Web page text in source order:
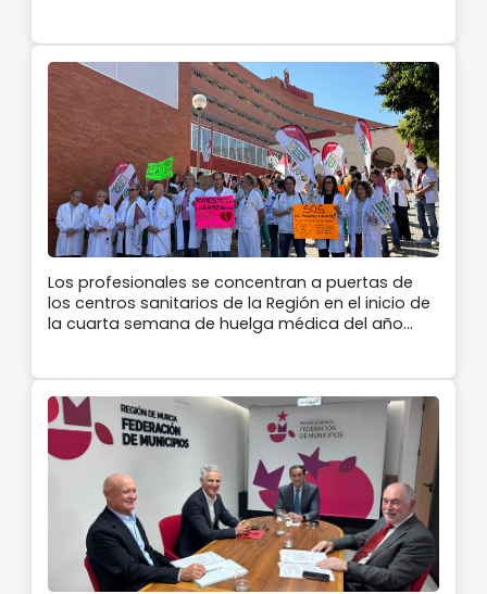
Los profesionales se concentran a puertas de
los centros sanitarios de la Región en el inicio de
la cuarta semana de huelga médica del año
reivindicaciones permanecen intactas